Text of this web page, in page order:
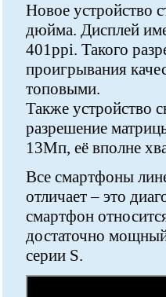
Новое устройство
дюйма. Дисплей
401ppi. Такого
проигрывания
топовыми.
Также устройство
разрешение
13Мп, её вполне
Все смартфоны
отличает – это
смартфон
достаточно
серии S.